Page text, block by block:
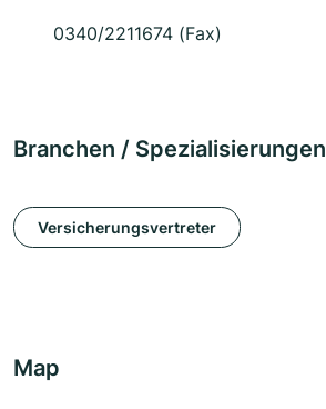
0340/2211674 (Fax)
Branchen / Spezialisierungen
Versicherungsvertreter
Map